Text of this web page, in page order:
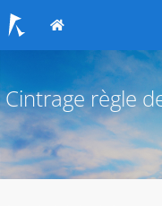
Cintrage règle